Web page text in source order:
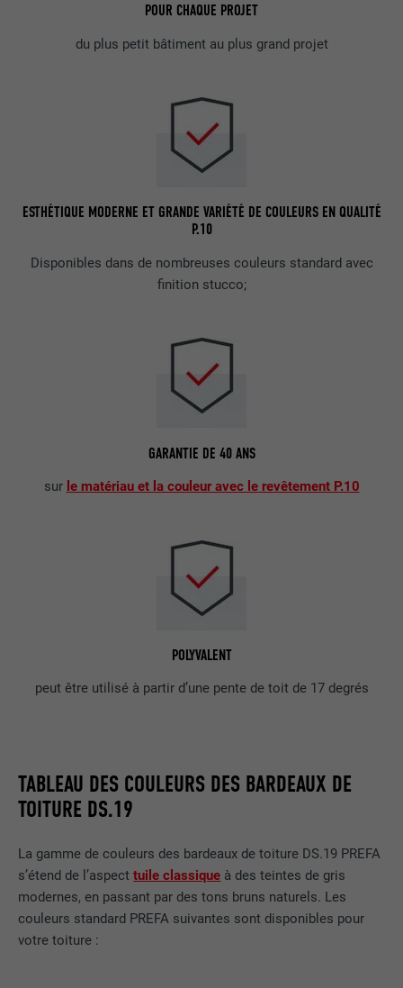
POUR CHAQUE PROJET
du plus petit bâtiment au plus grand projet
ESTHÉTIQUE MODERNE ET GRANDE VARIÉTÉ DE COULEURS EN QUALITÉ
P.10
Disponibles dans de nombreuses couleurs standard avec
finition stucco;
GARANTIE DE 40 ANS
sur le matériau et la couleur avec le revêtement P.10
POLYVALENT
peut être utilisé à partir d’une pente de toit de 17 degrés
TABLEAU DES COULEURS DES BARDEAUX DE
TOITURE DS.19
La gamme de couleurs des bardeaux de toiture DS.19 PREFA
s’étend de l’aspecttuile classique à des teintes de gris
modernes, en passant par des tons bruns naturels. Les
couleurs standard PREFA suivantes sont disponibles pour
votre toiture :